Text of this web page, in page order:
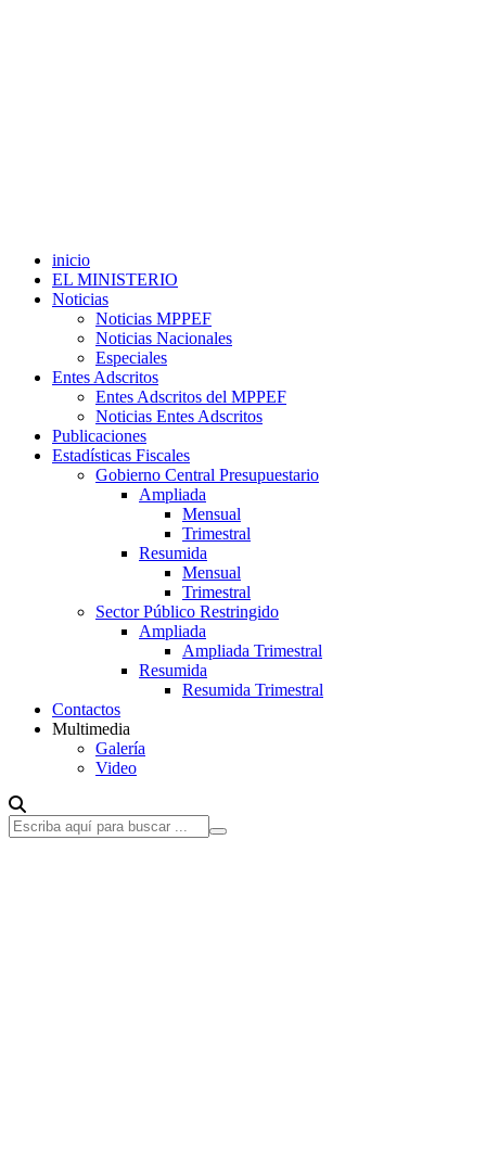
inicio
EL MINISTERIO
Noticias
Noticias MPPEF
Noticias Nacionales
Especiales
Entes Adscritos
Entes Adscritos del MPPEF
Noticias Entes Adscritos
Publicaciones
Estadísticas Fiscales
Gobierno Central Presupuestario
Ampliada
Mensual
Trimestral
Resumida
Mensual
Trimestral
Sector Público Restringido
Ampliada
Ampliada Trimestral
Resumida
Resumida Trimestral
Contactos
Multimedia
Galería
Video